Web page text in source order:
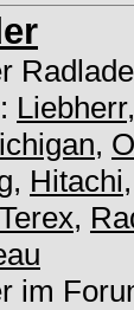
Liebherr,
,
, Hitachi,
Terex,
im